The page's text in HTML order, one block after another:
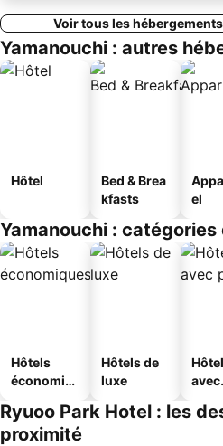
Voir tous les
Yamanouchi : autres
Hôtel
Bed & Brea
kfasts
el
Yamanouchi : catégories
Hôtels
économiq
Hôtels de
luxe
avec
Ryuoo Park Hotel : les
proximité